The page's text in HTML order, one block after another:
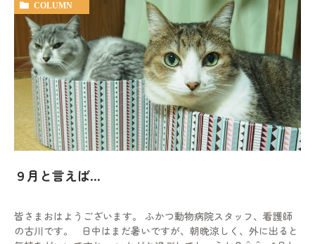
アクセス
糸島市･福岡市西区で
動物病院をお探しの際は
お気軽にお問い合わせ
ください。
9:00-12:00/15:00-19:00｜木曜休診
092-321-2565
COLUMN
９月と言えば…
皆さまおはようございます。 ふかつ動物病院スタッフ、看護師
の古川です。 日中はまだ暑いですが、朝晩涼しく、外に出ると